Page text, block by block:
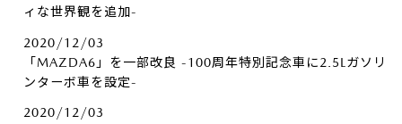
ィな世界観を追加-
2020/12/03
「MAZDA6」を一部改良 -100周年特別記念車に2.5Lガソリ
ンターボ車を設定-
2020/12/03